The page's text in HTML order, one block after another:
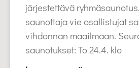
järjestettävä
saunottaja vie osallistujat
vihdonnan maailmaan.
saunotukset: To 24.4. klo